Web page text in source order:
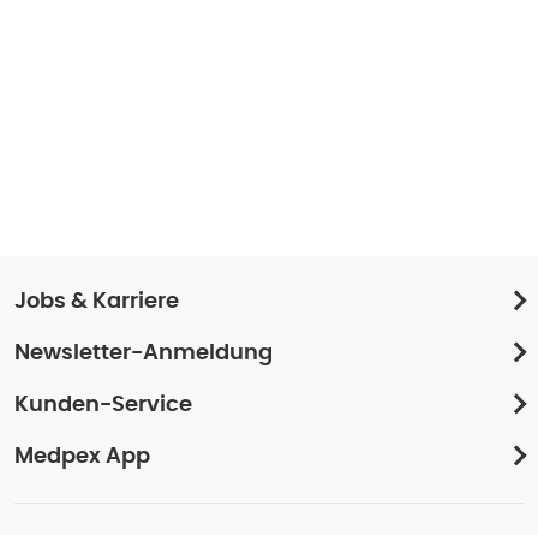
Jobs & Karriere
Newsletter-Anmeldung
Kunden-Service
Medpex App